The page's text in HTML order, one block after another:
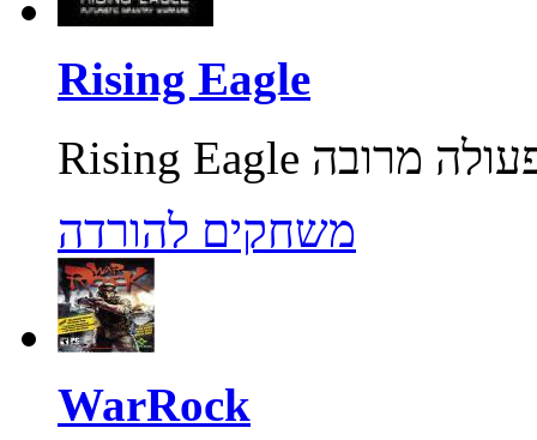
Rising Eagle
משחקים להורדה
WarRock